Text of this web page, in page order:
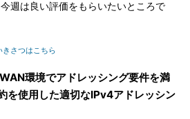
週は良い評価をもらいたいところで
さつはこちら
環境でアドレッシング要件を満
を使用した適切なIPv4アドレッシン